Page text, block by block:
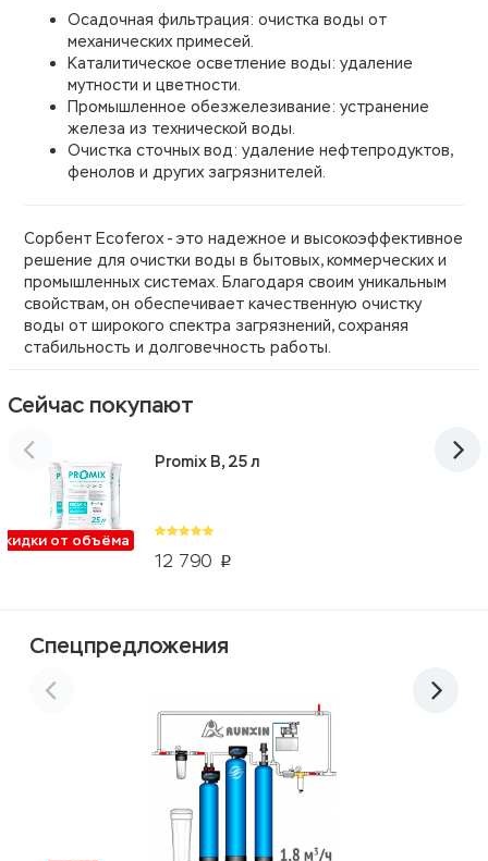
Осадочная фильтрация: очистка воды от
механических примесей.
Каталитическое осветление воды: удаление
мутности и цветности.
Промышленное обезжелезивание: устранение
железа из технической воды.
Очистка сточных вод: удаление нефтепродуктов,
фенолов и других загрязнителей.
Сорбент Ecoferox - это надежное и высокоэффективное
решение для очистки воды в бытовых, коммерческих и
промышленных системах. Благодаря своим уникальным
свойствам, он обеспечивает качественную очистку
воды от широкого спектра загрязнений, сохраняя
стабильность и долговечность работы.
Сейчас покупают
от объёма
12 790 p
Promix B, 25 л
Спецпредложения